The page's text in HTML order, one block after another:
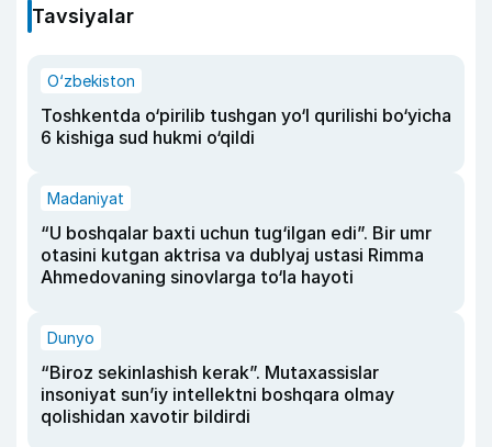
Tavsiyalar
O‘zbekiston
Toshkentda o‘pirilib tushgan yo‘l qurilishi bo‘yicha
6 kishiga sud hukmi o‘qildi
Madaniyat
“U boshqalar baxti uchun tug‘ilgan edi”. Bir umr
otasini kutgan aktrisa va dublyaj ustasi Rimma
Ahmedovaning sinovlarga to‘la hayoti
Dunyo
“Biroz sekinlashish kerak”. Mutaxassislar
insoniyat sun’iy intellektni boshqara olmay
qolishidan xavotir bildirdi